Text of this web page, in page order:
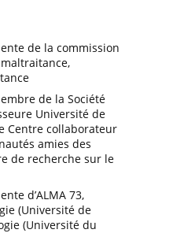
de la commission
de la Société
Université de
Centre collaborateur
amies des
de recherche sur le
d’ALMA 73,
(Université de
(Université du